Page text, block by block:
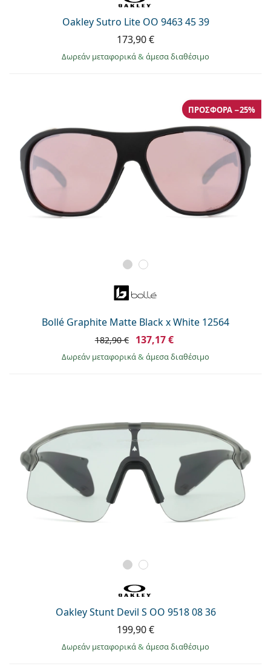
Oakley Sutro Lite OO 9463 45 39
173,90 €
Δωρεάν μεταφορικά& άμεσα διαθέσιμο
Bollé Graphite Matte Black x White 12564
ΠΡΟΣΦΟΡΆ −25%
182,90 € 137,17 €
Δωρεάν μεταφορικά& άμεσα διαθέσιμο
Oakley Stunt Devil S OO 9518 08 36
199,90 €
Δωρεάν μεταφορικά & άμεσα διαθέσιμο